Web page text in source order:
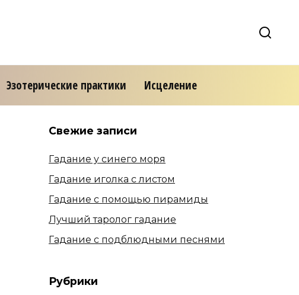
Эзотерические практики Исцеление
Свежие записи
Гадание у синего моря
Гадание иголка с листом
Гадание с помощью пирамиды
Лучший таролог гадание
Гадание с подблюдными песнями
Рубрики